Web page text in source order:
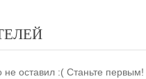
не оставил :( Станьте первым!